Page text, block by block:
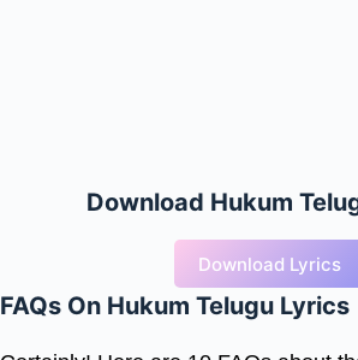
Download Hukum
Download Lyrics
FAQs On Hukum Telugu Lyrics